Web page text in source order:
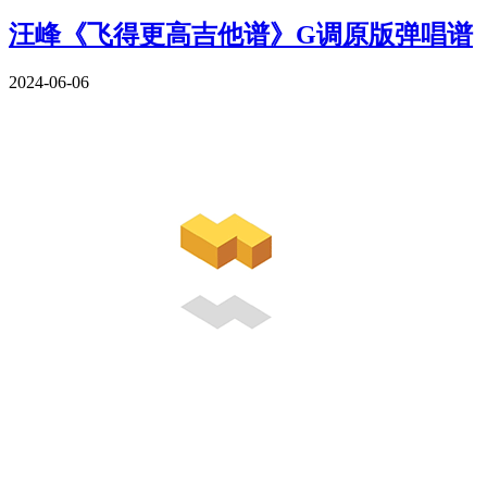
汪峰《飞得更高吉他谱》G调原版弹唱谱
2024-06-06